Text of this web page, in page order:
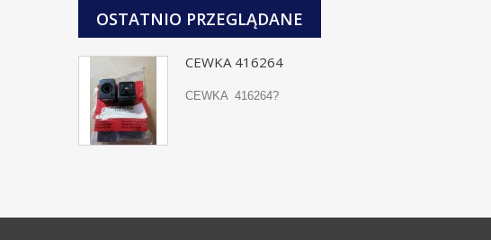
OSTATNIO PRZEGLĄDANE
CEWKA 416264
CEWKA 416264?